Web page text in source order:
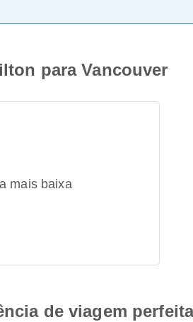
para Vancouver
mais baixa
de viagem